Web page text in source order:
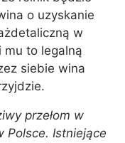
o uzyskanie
w
mu to legalną
siebie wina
przełom w
Polsce. Istniejące